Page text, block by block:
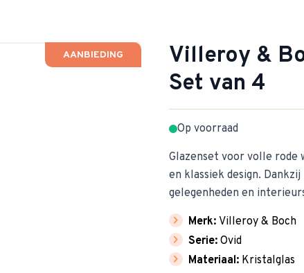
Villeroy &
Set van 4
AANBIEDING
Op voorraad
Glazenset voor volle rode
en klassiek design.
gelegenheden en
chevron_right Merk: Villeroy & Boch
chevron_right Serie: Ovid
chevron_right Materiaal: Kristalglas